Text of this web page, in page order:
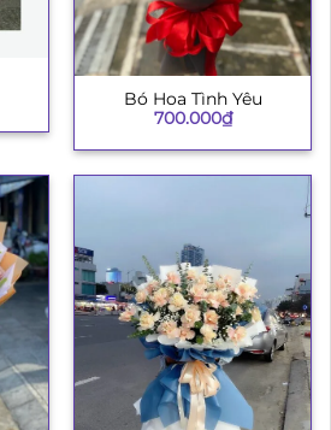
Bó Hoa Tình Yêu
700.000₫